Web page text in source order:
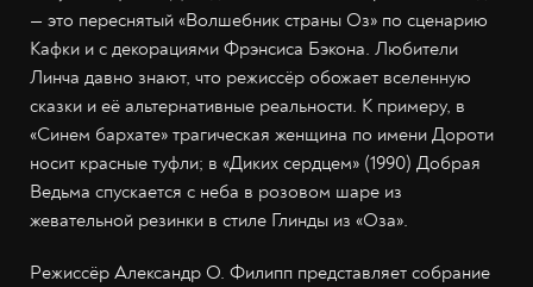
— это переснятый «Волшебник страны Оз» по сценарию
Кафки и с декорациями Фрэнсиса Бэкона. Любители
Линча давно знают, что режиссёр обожает вселенную
сказки и её альтернативные реальности. К примеру, в
«Синем бархате» трагическая женщина по имени Дороти
носит красные туфли; в «Диких сердцем» (1990) Добрая
Ведьма спускается с неба в розовом шаре из
жевательной резинки в стиле Глинды из «Оза».
Режиссёр Александр О. Филипп представляет собрание